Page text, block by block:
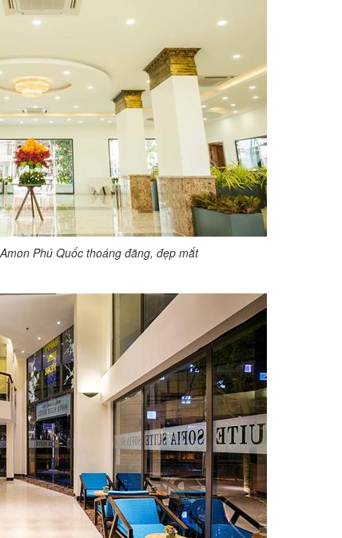
Phú Quốc thoáng đãng, đẹp mắt